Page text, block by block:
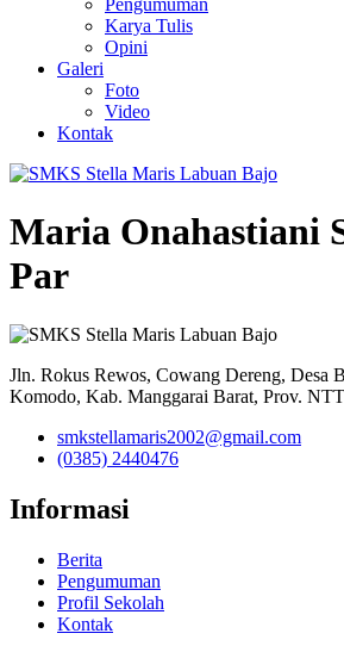
Pengumuman
Karya Tulis
Opini
Galeri
Foto
Video
Kontak
Maria Onahastiani
Par
Jln. Rokus Rewos, Cowang Dereng, Desa
Komodo, Kab. Manggarai Barat, Prov. NTT
smkstellamaris2002@gmail.com
(0385) 2440476
Informasi
Berita
Pengumuman
Profil Sekolah
Kontak